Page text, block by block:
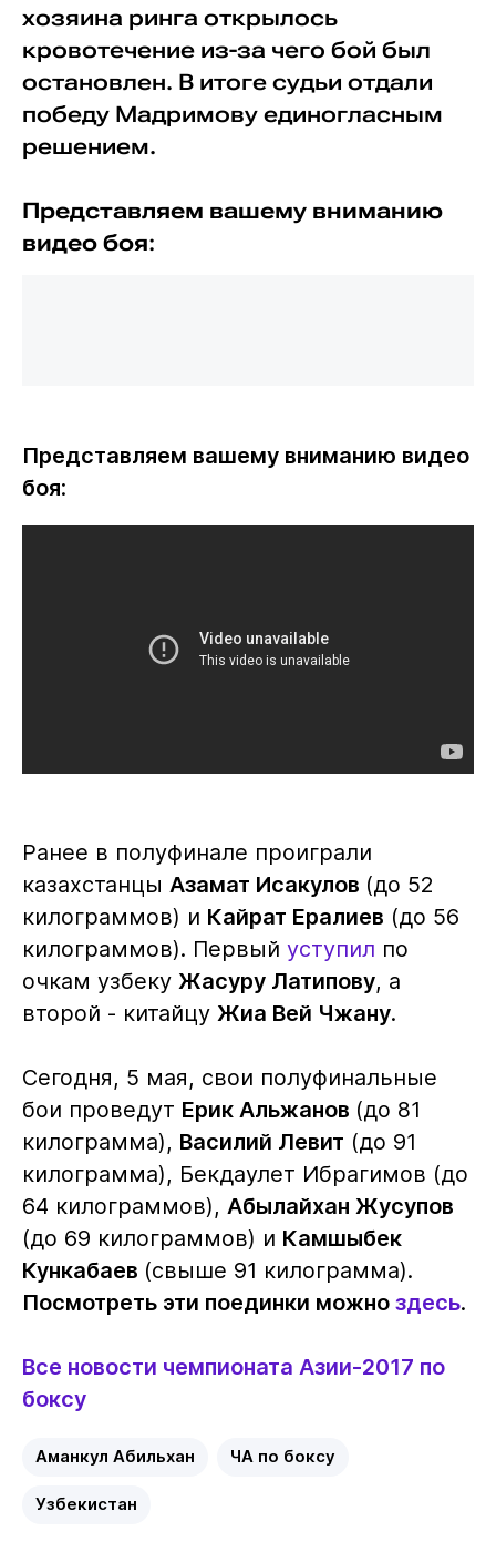
хозяина ринга открылось
кровотечение из-за чего бой был
остановлен. В итоге судьи отдали
победу Мадримову единогласным
решением.
Представляем вашему вниманию
видео боя:
Представляем вашему вниманию видео
боя:
Ранее в полуфинале проиграли
казахстанцы Азамат Исакулов (до 52
килограммов) и Кайрат Ералиев (до 56
килограммов). Первый уступил по
очкам узбеку Жасуру Латипову, а
второй - китайцу Жиа Вей Чжану.
Сегодня, 5 мая, свои полуфинальные
бои проведут Ерик Альжанов (до 81
килограмма), Василий Левит (до 91
килограмма), Бекдаулет Ибрагимов (до
64 килограммов), Абылайхан Жусупов
(до 69 килограммов) и Камшыбек
Кункабаев (свыше 91 килограмма).
Посмотреть эти поединки можно здесь.
Все новости чемпионата Азии-2017 по
боксу
Аманкул Абильхан ЧА по боксу
Узбекистан